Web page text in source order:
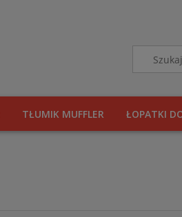
TŁUMIK MUFFLER ŁOPATKI